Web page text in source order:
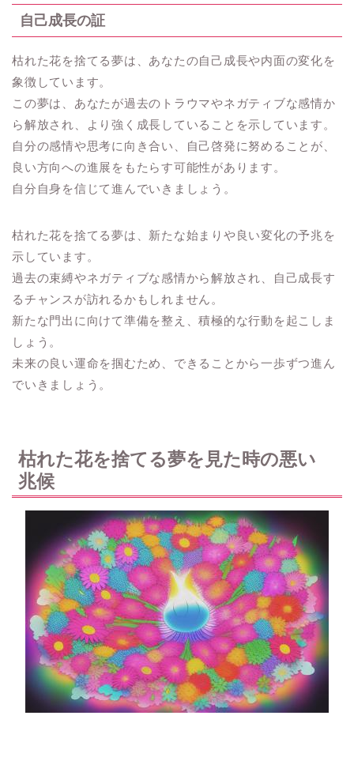
自己成長の証
枯れた花を捨てる夢は、あなたの自己成長や内面の変化を
象徴しています。
この夢は、あなたが過去のトラウマやネガティブな感情か
ら解放され、より強く成長していることを示しています。
自分の感情や思考に向き合い、自己啓発に努めることが、
良い方向への進展をもたらす可能性があります。
自分自身を信じて進んでいきましょう。
枯れた花を捨てる夢は、新たな始まりや良い変化の予兆を
示しています。
過去の束縛やネガティブな感情から解放され、自己成長す
るチャンスが訪れるかもしれません。
新たな門出に向けて準備を整え、積極的な行動を起こしま
しょう。
未来の良い運命を掴むため、できることから一歩ずつ進ん
でいきましょう。
枯れた花を捨てる夢を見た時の悪い
兆候